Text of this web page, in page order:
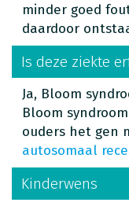
minder goed
daardoor
Is deze ziekte
Ja, Bloom
Bloom
ouders het gen
autosomaal
Kinderwens